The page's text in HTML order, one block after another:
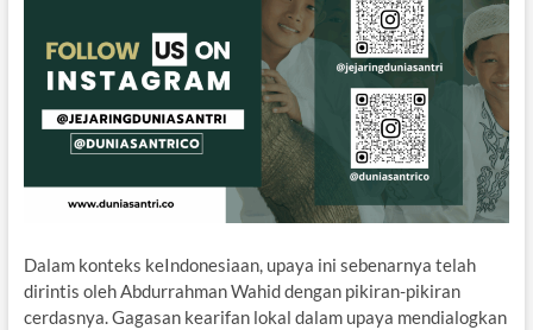
Dalam konteks keIndonesiaan, upaya ini sebenarnya telah
dirintis oleh Abdurrahman Wahid dengan pikiran-pikiran
cerdasnya. Gagasan kearifan lokal dalam upaya mendialogkan